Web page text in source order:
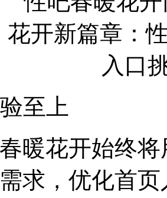
至上
花开始终将
求，优化首